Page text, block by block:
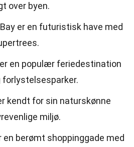
over byen.
er en futuristisk have med
er en populær feriedestination
forlystelsesparker.
kendt for sin naturskønne
miljø.
en berømt shoppinggade med